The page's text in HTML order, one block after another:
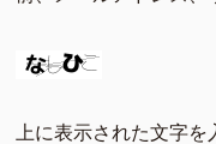
上に表示された文字を